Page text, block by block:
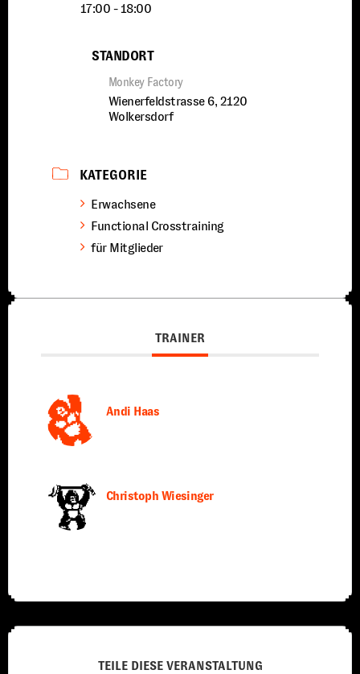
17:00 - 18:00
STANDORT
Monkey Factory
Wienerfeldstrasse 6, 2120
Wolkersdorf
KATEGORIE
Erwachsene
Functional Crosstraining
für Mitglieder
TRAINER
Andi Haas
Christoph Wiesinger
TEILE DIESE VERANSTALTUNG